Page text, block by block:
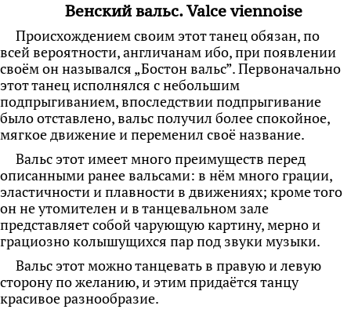
Венский вальс. Valce viennoise
Происхождением своим этот танец обязан, по
всей вероятности, англичанам ибо, при появлении
своём он назывался „Бостон вальс”. Первоначально
этот танец исполнялся с небольшим
подпрыгиванием, впоследствии подпрыгивание
было отставлено, вальс получил более спокойное,
мягкое движение и переменил своё название.
Вальс этот имеет много преимуществ перед
описанными ранее вальсами: в нёммного грации,
эластичности и плавности в движениях; кроме того
он не утомителен и в танцевальном зале
представляет собой чарующую картину, мерно и
грациозно колышущихся пар под звуки музыки.
Вальс этот можно танцевать в правую и левую
сторону по желанию, и этим придаётся танцу
красивое разнообразие.